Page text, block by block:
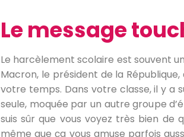
Le message
Le harcèlement scolaire est souvent
Macron, le président de la
votre temps. Dans votre classe, il y a
seule, moquée par un autre groupe
suis sûr que vous voyez très bien de
même que ça vous amuse parfois